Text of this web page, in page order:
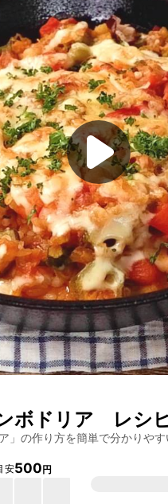
ボドリア レシ
」の作り方を簡単で分かりや
安500円